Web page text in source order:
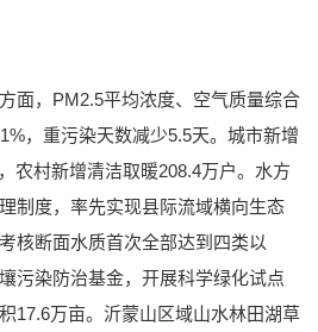
面，PM2.5平均浓度、空气质量综合
，重污染天数减少5.5天。城市新增
农村新增清洁取暖208.4万户。水方
制度，率先实现县际流域横向生态
核断面水质首次全部达到四类以
污染防治基金，开展科学绿化试点
17.6万亩。沂蒙山区域山水林田湖草